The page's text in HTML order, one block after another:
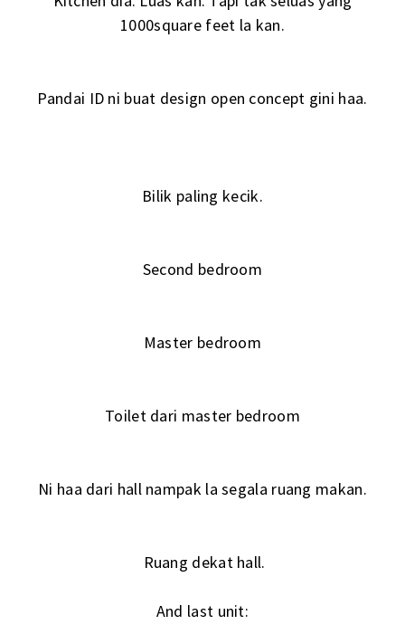
1000square feet la kan.
Pandai ID ni buat design open concept gini haa.
Bilik paling kecik.
Second bedroom
Master bedroom
Toilet dari master bedroom
Ni haa dari hall nampak la segala ruang makan.
Ruang dekat hall.
And last unit: